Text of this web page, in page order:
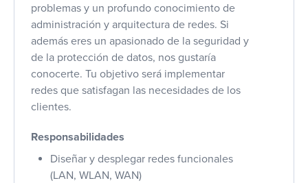
problemas y un profundo conocimiento de
administración y arquitectura de redes. Si
además eres un apasionado de la seguridad y
de la protección de datos, nos gustaría
conocerte. Tu objetivo será implementar
redes que satisfagan las necesidades de los
clientes.
Responsabilidades
Diseñar y desplegar redes funcionales
(LAN, WLAN, WAN)